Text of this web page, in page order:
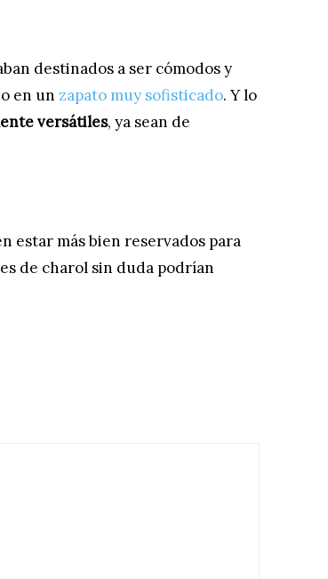
destinados a ser cómodos y
en un zapato muy sofisticado. Y lo
versátiles, ya sean de
estar más bien reservados para
de charol sin duda podrían